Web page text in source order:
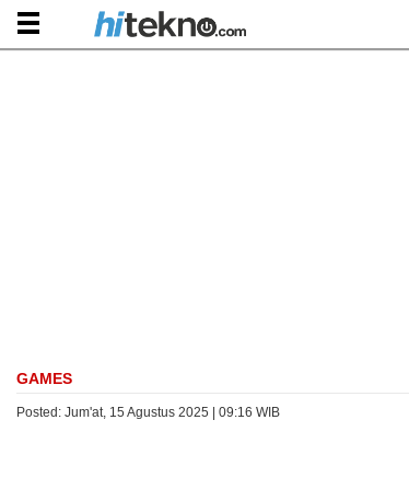
GAMES
Posted: Jum'at, 15 Agustus 2025 | 09:16 WIB